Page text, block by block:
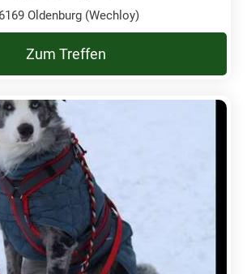
Oldenburg (Wechloy)
Zum Treffen